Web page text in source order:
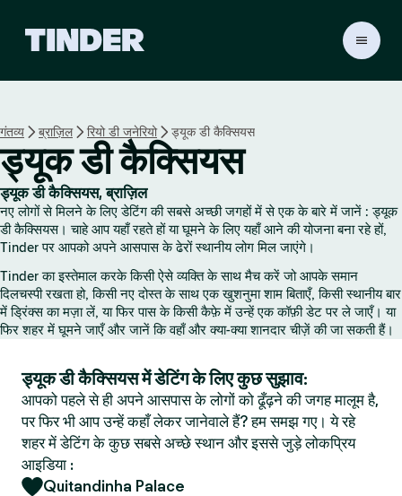
r
हो
म
गंतव्य ब्राज़िल रियो डी जनेरियो ड्यूक डी कैक्सियस
ड्यूक डी कैक्सियस
ड्यूक डी कैक्सियस, ब्राज़िल
नए लोगों से मिलने के लिए डेटिंग की सबसे अच्छी जगहों में से एक के बारे में जानें : ड्यूक
डी कैक्सियस। चाहे आप यहाँ रहते हों या घूमने के लिए यहाँ आने की योजना बना रहे हों,
Tinder पर आपको अपने आसपास के ढेरों स्थानीय लोग मिल जाएंगे।
Tinder का इस्तेमाल करके किसी ऐसे व्यक्ति के साथ मैच करें जो आपके समान
दिलचस्पी रखता हो, किसी नए दोस्त के साथ एक खुशनुमा शाम बिताएँ, किसी स्थानीय बार
में ड्रिंक्स का मज़ा लें, या फिर पास के किसी कैफ़े में उन्हें एक कॉफ़ी डेट पर ले जाएँ। या
फिर शहर में घूमने जाएँ और जानें कि वहाँ और क्या-क्या शानदार चीज़ें की जा सकती हैं।
ड्यूक डी कैक्सियस में डेटिंग के लिए कुछ सुझाव:
आपको पहले से ही अपने आसपास के लोगों को ढूँढ़ने की जगह मालूम है,
पर फिर भी आप उन्हें कहाँ लेकर जानेवाले हैं? हम समझ गए। ये रहे
शहर में डेटिंग के कुछ सबसे अच्छे स्थान और इससे जुड़े लोकप्रिय
आइडिया :
Quitandinha Palace